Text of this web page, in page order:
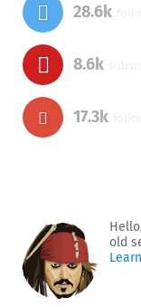
28.6k
8.6k
17.3k
old